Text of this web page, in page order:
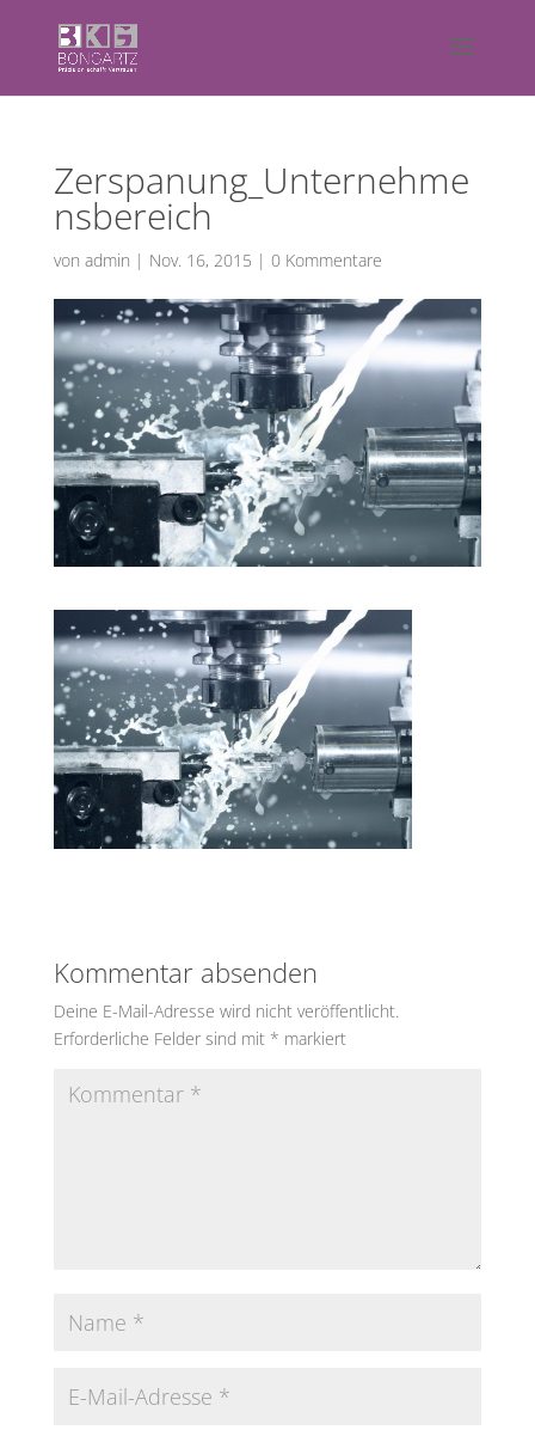
Zerspanung_Unternehme
nsbereich
von admin | Nov. 16, 2015 | 0 Kommentare
Kommentar absenden
Deine E-Mail-Adresse wird nicht veröffentlicht.
Erforderliche Felder sind mit * markiert